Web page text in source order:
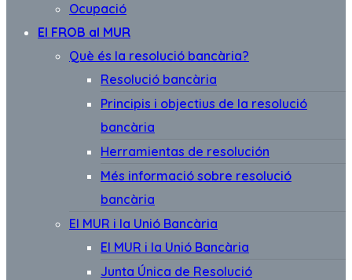
Ocupació
El FROB al MUR
Què és la resolució bancària?
Resolució bancària
Principis i objectius de la resolució
bancària
Herramientas de resolución
Més informació sobre resolució
bancària
El MUR i la Unió Bancària
El MUR i la Unió Bancària
Junta Única de Resolució